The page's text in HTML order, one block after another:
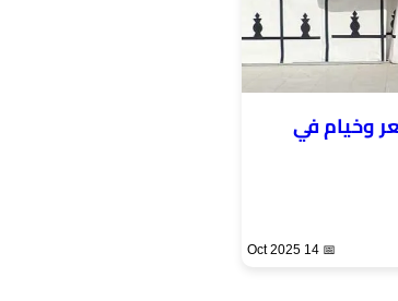
وخيام في
📅 14 Oct 2025